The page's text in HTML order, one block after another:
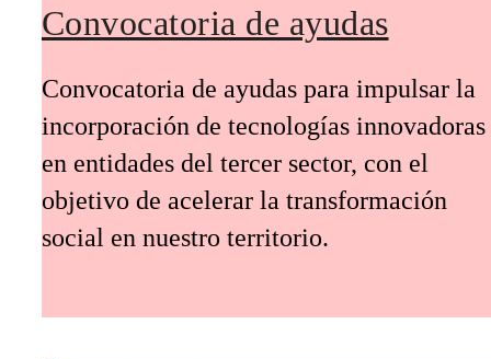
Convocatoria de ayudas
Convocatoria de ayudas para impulsar la
incorporación de tecnologías innovadoras
en entidades del tercer sector, con el
objetivo de acelerar la transformación
social en nuestro territorio.